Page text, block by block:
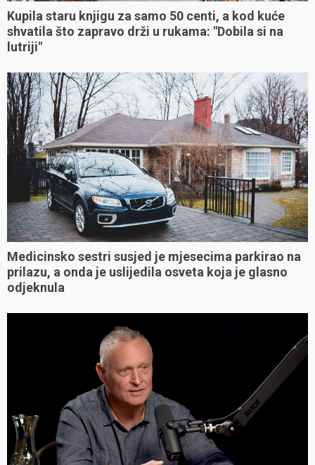
Kupila staru knjigu za samo 50 centi, a kod kuće
shvatila što zapravo drži u rukama: "Dobila si na
lutriji"
Medicinsko sestri susjed je mjesecima parkirao na
prilazu, a onda je uslijedila osveta koja je glasno
odjeknula